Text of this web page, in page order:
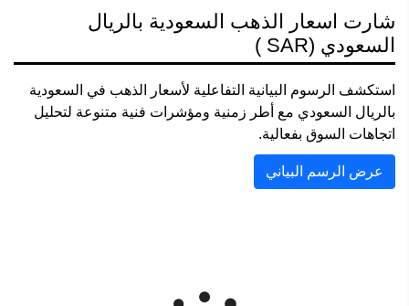
شارت اسعار الذهب السعودية بالريال
السعودي (SAR )
استكشف الرسوم البيانية التفاعلية لأسعار الذهب في السعودية
بالريال السعودي مع أطر زمنية ومؤشرات فنية متنوعة لتحليل
اتجاهات السوق بفعالية.